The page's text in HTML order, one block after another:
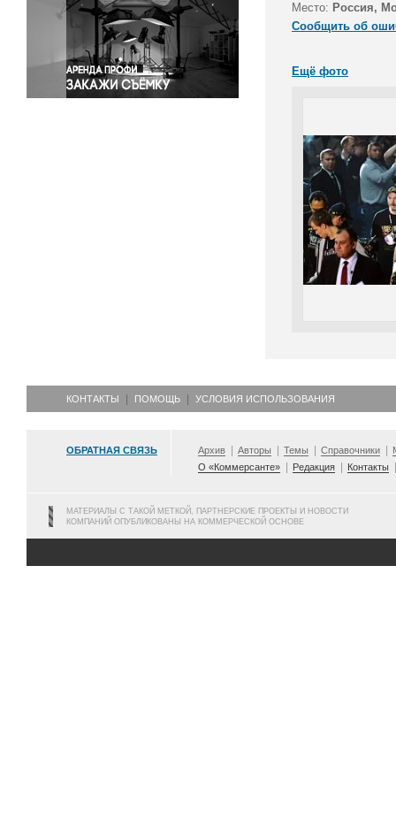
Спорт
Экология
Экономика и бизнес
Место: Россия,
Сообщить об
Ещё фото
КОНТАКТЫ ПОМОЩЬ УСЛОВИЯ ИСПОЛЬЗОВАНИЯ
ОБРАТНАЯ СВЯЗЬ Архив Авторы Темы Справочники
О «Коммерсанте»
Редакция Контакты
МАТЕРИАЛЫ С ТАКОЙ МЕТКОЙ, ПАРТНЕРСКИЕ ПРОЕКТЫ И НОВОСТИ
КОМПАНИЙ ОПУБЛИКОВАНЫ НА КОММЕРЧЕСКОЙ ОСНОВЕ